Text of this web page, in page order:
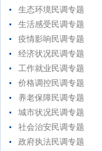
生态环境民调专题
生活感受民调专题
疫情影响民调专题
经济状况民调专题
工作就业民调专题
价格调控民调专题
养老保障民调专题
城市状况民调专题
社会治安民调专题
政府执法民调专题